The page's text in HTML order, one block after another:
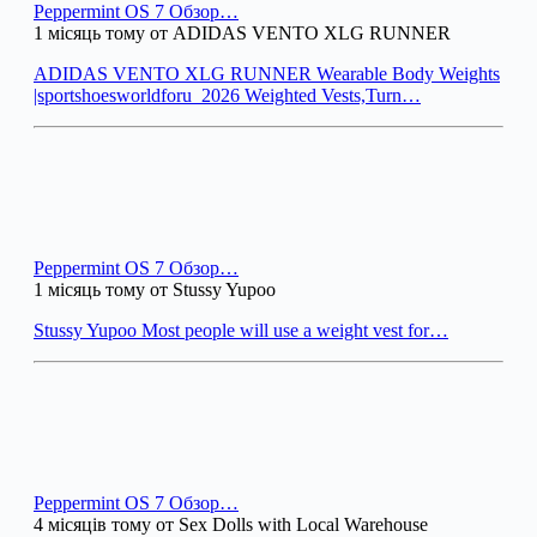
Peppermint OS 7 Обзор…
1 місяць тому от ADIDAS VENTO XLG RUNNER
ADIDAS VENTO XLG RUNNER Wearable Body Weights
|sportshoesworldforu_2026 Weighted Vests,Turn…
Peppermint OS 7 Обзор…
1 місяць тому от Stussy Yupoo
Stussy Yupoo Most people will use a weight vest for…
Peppermint OS 7 Обзор…
4 місяців тому от Sex Dolls with Local Warehouse